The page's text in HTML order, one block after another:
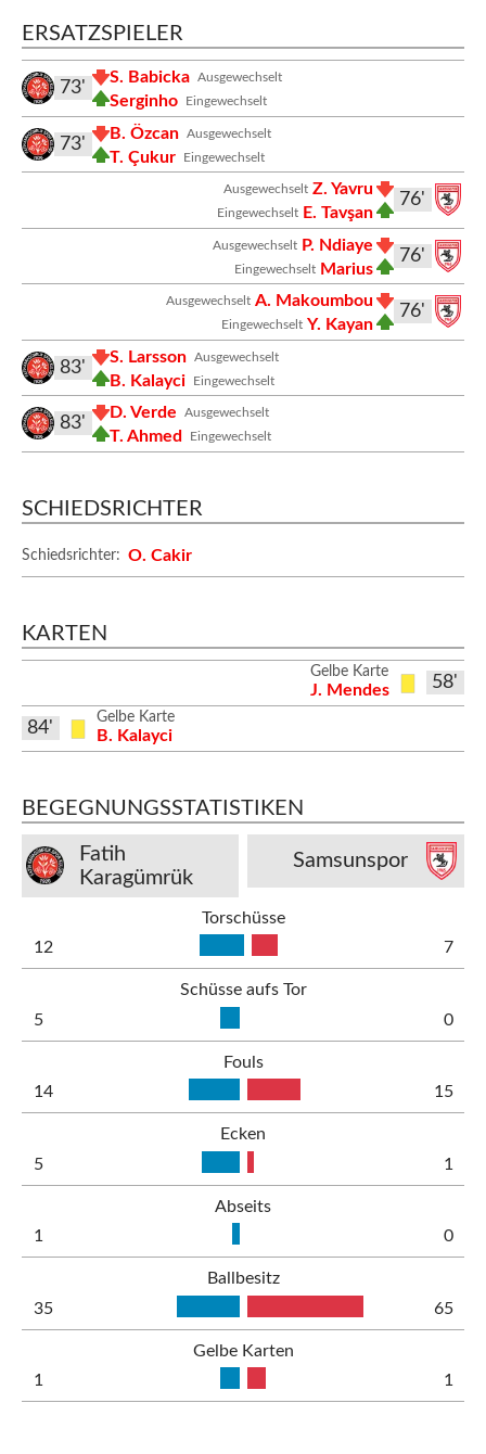
ERSATZSPIELER
Ausgewechselt
S. Babicka
Eingewechselt
Serginho
73'
Ausgewechselt
B. Özcan
Eingewechselt
T. Çukur
73'
76'
Ausgewechselt Z. Yavru
Eingewechselt E. Tavşan
76'
Ausgewechselt P. Ndiaye
Eingewechselt Marius
76'
Ausgewechselt A. Makoumbou
Eingewechselt Y. Kayan
Ausgewechselt
S. Larsson
Eingewechselt
B. Kalayci
83'
Ausgewechselt
D. Verde
Eingewechselt
T. Ahmed
83'
SCHIEDSRICHTER
Schiedsrichter: O. Cakir
KARTEN
58'
Gelbe Karte
J. Mendes
Gelbe Karte
B. Kalayci
84'
BEGEGNUNGSSTATISTIKEN
Fatih
Karagümrük
Samsunspor
Torschüsse
12
7
Schüsse aufs Tor
5
0
Fouls
14
15
Ecken
5
1
Abseits
1
0
Ballbesitz
35
65
Gelbe Karten
1
1